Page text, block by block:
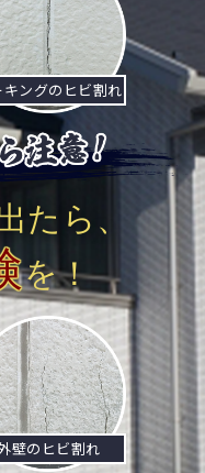
キングのヒビ割れ
たら、
を！
壁のヒビ割れ